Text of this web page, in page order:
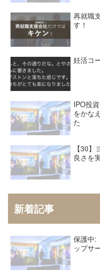
再就職
す！
妊活コ
IPO投
をかな
た
【30
良さを
新着記事
保護中:
ップサ